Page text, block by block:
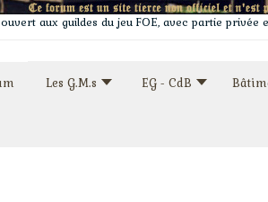
aux guildes du jeu FOE, avec partie privée
Les G.M.s EG - CdB